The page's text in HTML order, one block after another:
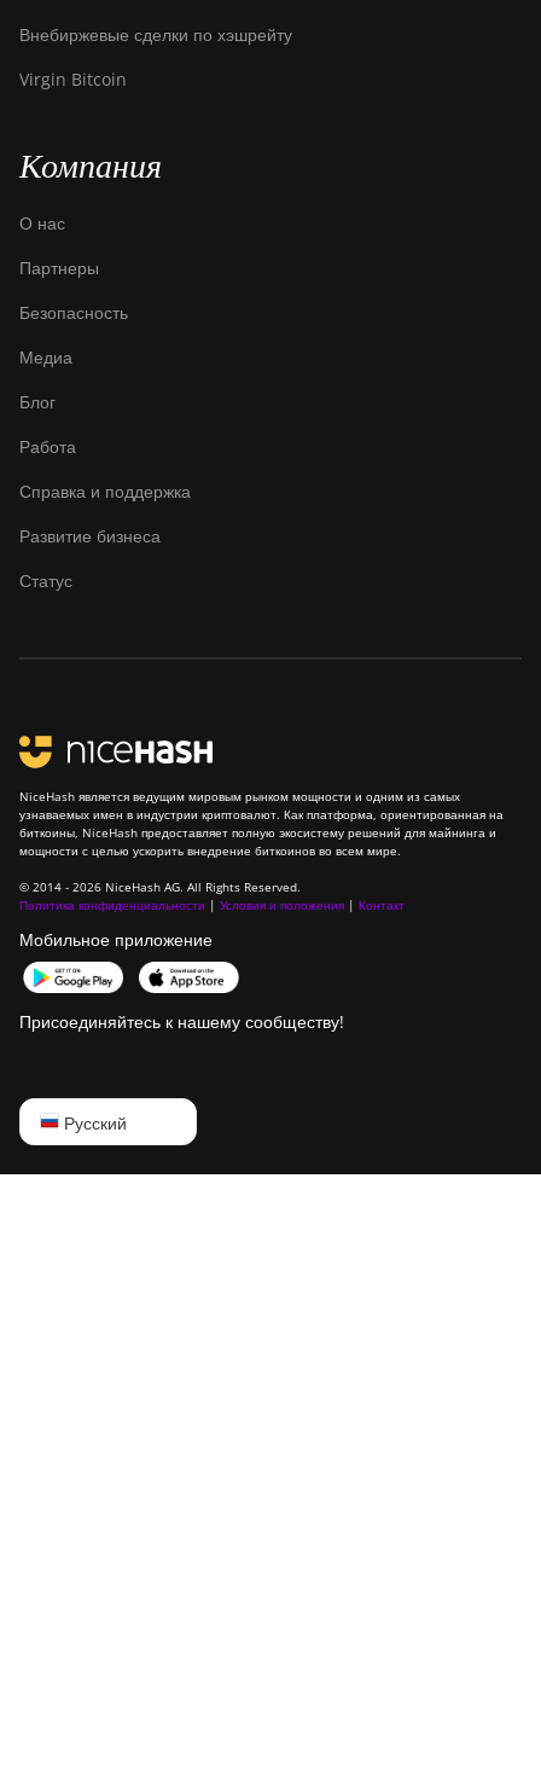
Внебиржевые сделки по хэшрейту
Virgin Bitcoin
Компания
О нас
Партнеры
Безопасность
Медиа
Блог
Работа
Справка и поддержка
Развитие бизнеса
Статус
NiceHash является ведущим мировым рынком мощности и одним из самых
узнаваемых имен в индустрии криптовалют. Как платформа, ориентированная на
биткоины, NiceHash предоставляет полную экосистему решений для майнинга и
мощности с целью ускорить внедрение биткоинов во всем мире.
© 2014 - 2026 NiceHash AG. All Rights Reserved.
Политика конфиденциальности | Условия и положения | Контакт
Мобильное приложение
Присоединяйтесь к нашему сообществу!
Русский
English